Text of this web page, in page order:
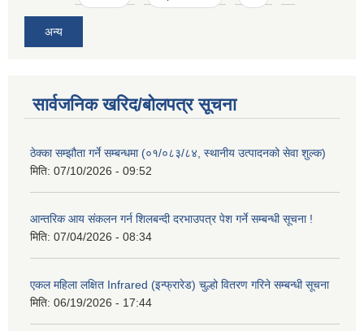
अन्य
सार्वजनिक खरिद/बोलपत्र सूचना
ठेक्का सम्झौता गर्ने सम्बन्धमा (०१/०८३/८४, स्थानीय उत्पादनको सेवा शुल्क)
मिति: 07/10/2026 - 09:52
आन्तरिक आय संकलन गर्न शिलबन्दी दरभाउपत्र पेश गर्ने सम्बन्धी सूचना !
मिति: 07/04/2026 - 08:34
एकल महिला लक्षित Infrared (इन्फ्रारेड) चुल्हो वितरण गरिने सम्बन्धी सूचना
मिति: 06/19/2026 - 17:44